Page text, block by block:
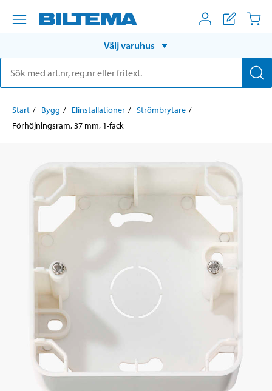
Välj varuhus
Start Bygg Elinstallationer
Strömbrytare
Förhöjningsram, 37 mm, 1-fack